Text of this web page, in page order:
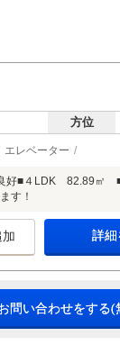
方位
エレベーター
好■４LDK 82.89㎡
す！
詳細
問い合わせをする(